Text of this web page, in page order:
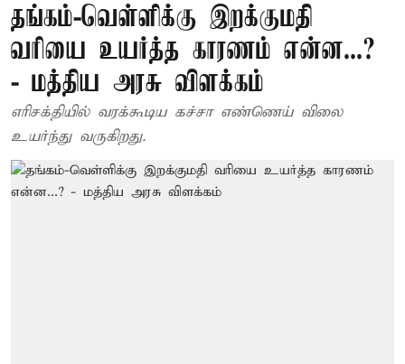
தங்கம்-வெள்ளிக்கு இறக்குமதி
வரியை உயர்த்த காரணம் என்ன...?
- மத்திய அரசு விளக்கம்
எரிசக்தியில் வரக்கூடிய கச்சா எண்ணெய் விலை
உயர்ந்து வருகிறது.